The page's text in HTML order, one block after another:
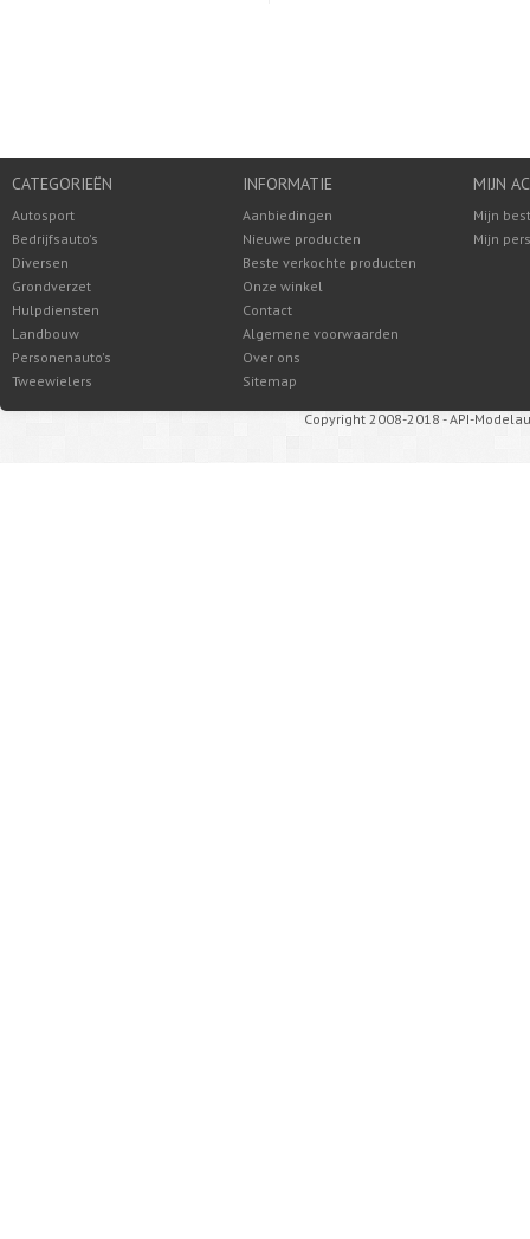
CATEGORIEËN
Autosport
Bedrijfsauto's
Diversen
Grondverzet
Hulpdiensten
Landbouw
Personenauto's
Tweewielers
INFORMATIE
Aanbiedingen
Nieuwe producten
Beste verkochte producten
Onze winkel
Contact
Algemene voorwaarden
Over ons
Sitemap
MIJN
Mijn
Mijn
Copyright 2008-2018 - API-